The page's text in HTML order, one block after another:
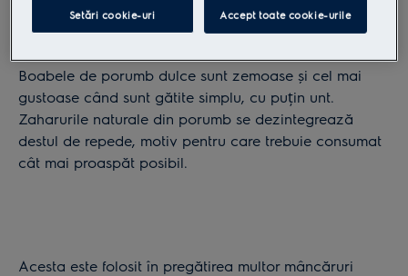
Procesul de gătire și depozitare
Boabele de porumb dulce sunt zemoase și cel mai
gustoase când sunt gătite simplu, cu puțin unt.
Zaharurile naturale din porumb se dezintegrează
destul de repede, motiv pentru care trebuie consumat
cât mai proaspăt posibil.
Acesta este folosit în pregătirea multor mâncăruri
Setări cookie-uri Accept toate cookie-urile